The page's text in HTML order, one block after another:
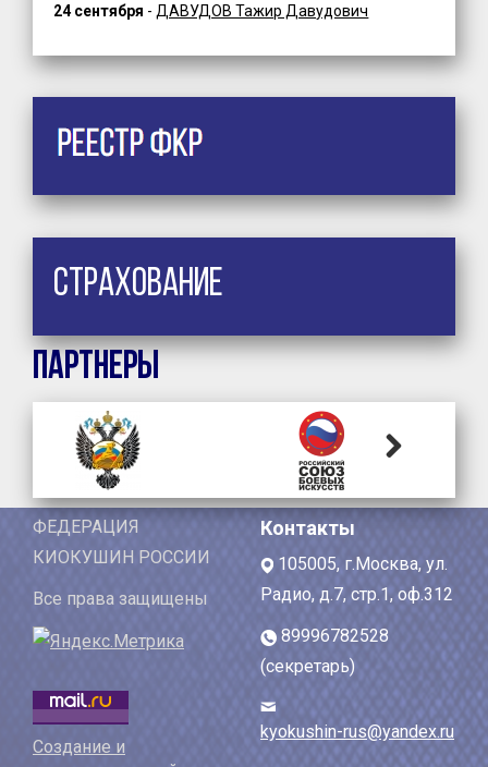
24 сентября - ДАВУДОВ Тажир Давудович
Страхование
Партнеры
ФЕДЕРАЦИЯ
КИОКУШИН РОССИИ
Все права защищены
Создание и
Контакты
105005, г.Москва, ул.
Радио, д.7, стр.1, оф.312
89996782528
(секретарь)
kyokushin-rus@yandex.ru